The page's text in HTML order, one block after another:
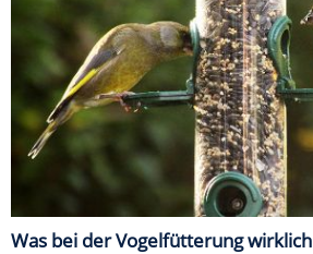
Was bei der Vogelfütterung